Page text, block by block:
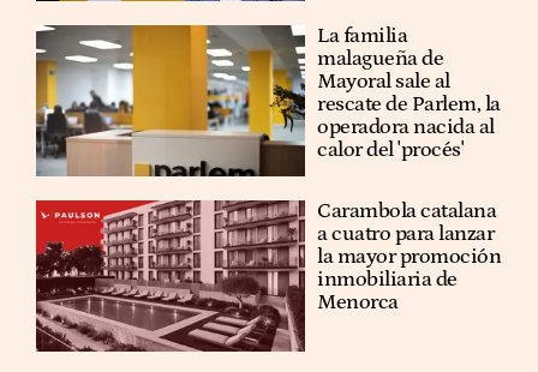
La familia
malagueña de
Mayoral sale al
rescate de Parlem, la
operadora nacida al
calor del 'procés'
Carambola catalana
a cuatro para lanzar
la mayor promoción
inmobiliaria de
Menorca